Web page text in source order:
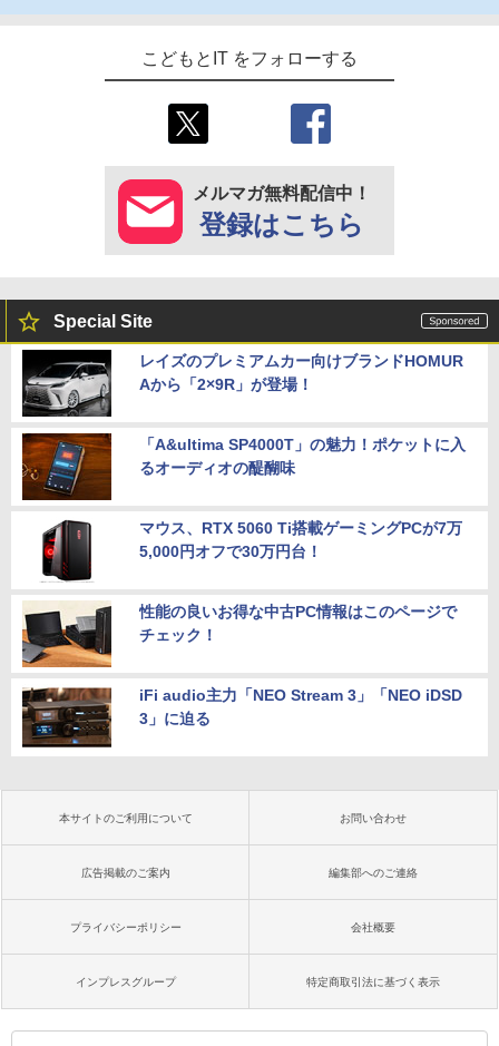
こどもとIT をフォローする
メルマガ無料配信中！
登録はこちら
Special Site
レイズのプレミアムカー向けブランドHOMUR
Aから「2×9R」が登場！
「A&ultima SP4000T」の魅力！ポケットに入
るオーディオの醍醐味
マウス、RTX 5060 Ti搭載ゲーミングPCが7万
5,000円オフで30万円台！
性能の良いお得な中古PC情報はこのページで
チェック！
iFi audio主力「NEO Stream 3」「NEO iDSD
3」に迫る
本サイトのご利用について お問い合わせ
広告掲載のご案内 編集部へのご連絡
プライバシーポリシー 会社概要
インプレスグループ 特定商取引法に基づく表示